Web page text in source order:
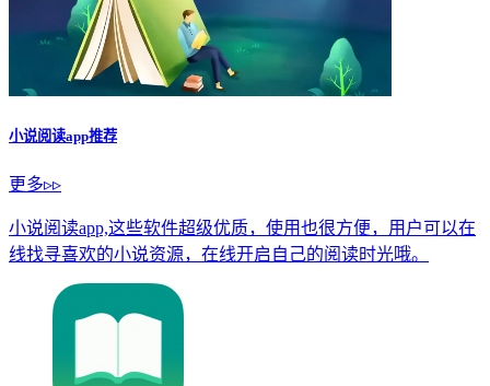
小说阅读app推荐
更多▹▹
小说阅读app,这些软件超级优质，使用也很方便，用户可以在
线找寻喜欢的小说资源，在线开启自己的阅读时光哦。